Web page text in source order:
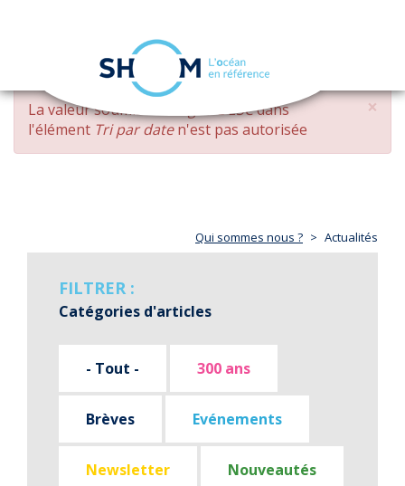
Aller
contenu
principal
navigation
×
MESSAGE
D'ERREUR
La valeur soumise changed DESCdans
l'élément Tri par daten'est pas autorisée
Qui sommes nous ? Actualités
FILTRER :
Catégories d'articles
- Tout - 300 ans
Brèves Evénements
Newsletter Nouveautés